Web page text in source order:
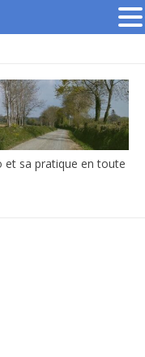
sa pratique en toute